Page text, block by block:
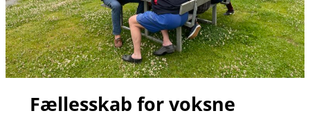
Fællesskab for voksne